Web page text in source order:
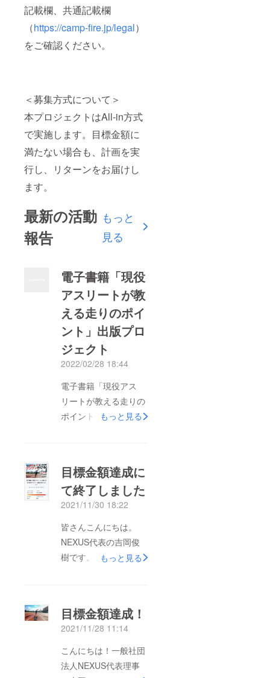
記載欄、共通記載欄
（https://camp-fire.jp/legal）
をご確認ください。
＜募集方式について＞
本プロジェクトはAll-in方式
で実施します。目標金額に
満たない場合も、計画を実
行し、リターンをお届けし
ます。
最新の活動
報告
もっと
見る
電子書籍「現役
アスリートが教
える走りのポイ
ント」出版プロ
ジェクト
2022/02/28 18:44
電子書籍「現役アス
リートが教える走りの
ポイント」出版プロ
NEXUS代表の吉岡俊
樹です。多くの皆様に
ご支援頂いておりまし
た「現役アスリートが
教える走りのポイン
ト」ですが、こだわり
にこだわり抜いて現在
おりましたが、3月に
出版を延ばさせて頂く
うしても良い書籍を作
りたい！と、私達のこ
もっと見る
目標金額達成に
て終了しました
2021/11/30 18:22
皆さんこんにちは。
NEXUS代表の吉岡俊
樹です。沢山の方にご
ト」出版プロジェクト
ですが、目標金額達成
にてクラウドファン
ディングが終了致しま
もっと見る
目標金額達成！
2021/11/28 11:14
こんにちは！一般社団
法人NEXUS代表理事